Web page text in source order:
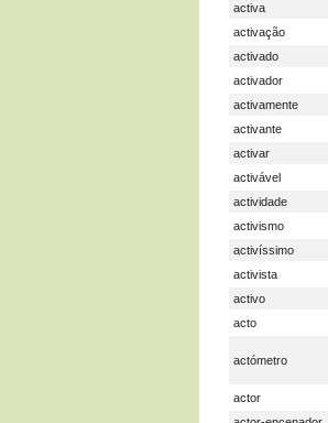
activa
activação
activado
activador
activamente
activante
activar
activável
actividade
activismo
activíssimo
activista
activo
acto
actómetro
actor